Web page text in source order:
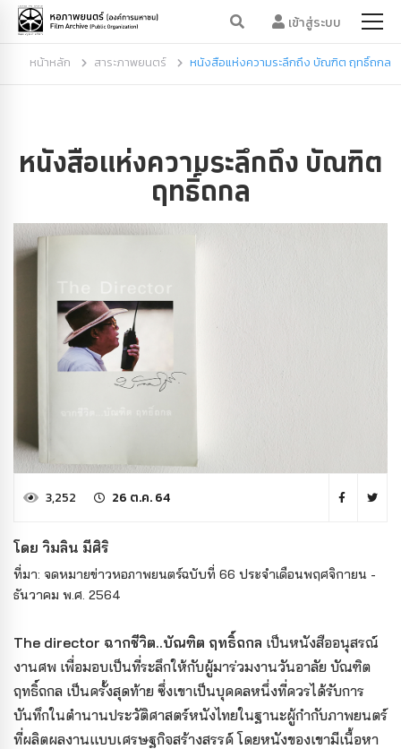
เข้าสู่ระบบ
หน้าหลัก สาระภาพยนตร์ หนังสือแห่งความระลึกถึง บัณฑิต ฤทธิ์ถกล
หนังสือแห่งความระลึกถึง บัณฑิต
ฤทธิ์ถกล
3,252 26 ต.ค. 64
โดย วิมลิน มีศิริ
ที่มา: จดหมายข่าวหอภาพยนตร์ฉบับที่ 66 ประจำเดือนพฤศจิกายน -
ธันวาคม พ.ศ. 2564
The director ฉากชีวิต..บัณฑิต ฤทธิ์ถกล เป็นหนังสืออนุสรณ์
งานศพ เพื่อมอบเป็นที่ระลึกให้กับผู้มาร่วมงานวันอาลัย บัณฑิต
ฤทธิ์ถกล เป็นครั้งสุดท้าย ซึ่งเขาเป็นบุคคลหนึ่งที่ควรได้รับการ
บันทึกในตำนานประวัติศาสตร์หนังไทยในฐานะผู้กำกับภาพยนตร์
ที่ผลิตผลงานแบบเศรษฐกิจสร้างสรรค์ โดยหนังของเขามีเนื้อหา